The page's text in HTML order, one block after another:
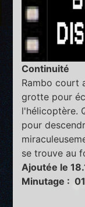
Continuité
Rambo court
grotte pour
l'hélicoptère.
pour
se trouve au
Ajoutée le
Minutage :